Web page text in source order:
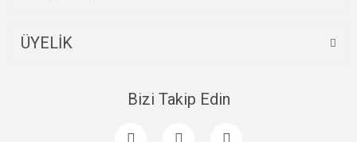
ÜYELİK
Bizi Takip Edin